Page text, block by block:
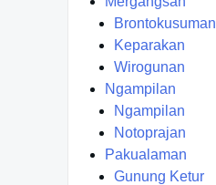
Brontokusuman
Keparakan
Wirogunan
Ngampilan
Ngampilan
Notoprajan
Pakualaman
Gunung Ketur